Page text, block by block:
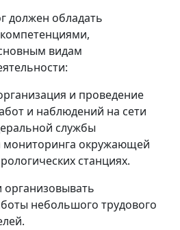
должен обладать
видам
и проведение
и наблюдений на сети
службы
мониторинга окружающей
станциях.
небольшого трудового